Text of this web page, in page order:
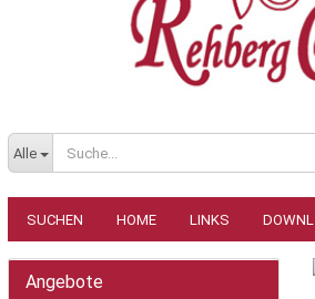
Alle
SUCHEN HOME LINKS DOWNL
Angebote